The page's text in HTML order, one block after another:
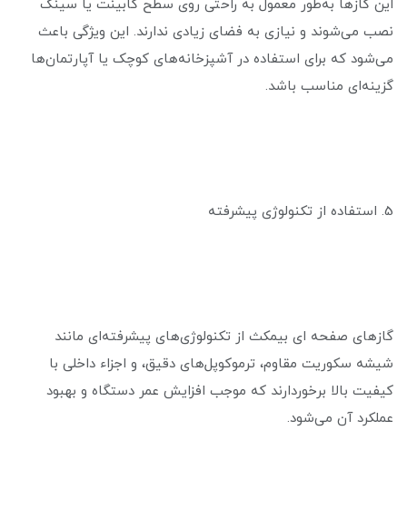
این گازها به‌طور معمول به راحتی روی سطح کابینت یا سینک
نصب می‌شوند و نیازی به فضای زیادی ندارند. این ویژگی باعث
می‌شود که برای استفاده در آشپزخانه‌های کوچک یا آپارتمان‌ها
گزینه‌ای مناسب باشد.
5. استفاده از تکنولوژی پیشرفته
گازهای صفحه ای بیمکث از تکنولوژی‌های پیشرفته‌ای مانند
شیشه سکوریت مقاوم، ترموکوپل‌های دقیق، و اجزاء داخلی با
کیفیت بالا برخوردارند که موجب افزایش عمر دستگاه و بهبود
عملکرد آن می‌شود.